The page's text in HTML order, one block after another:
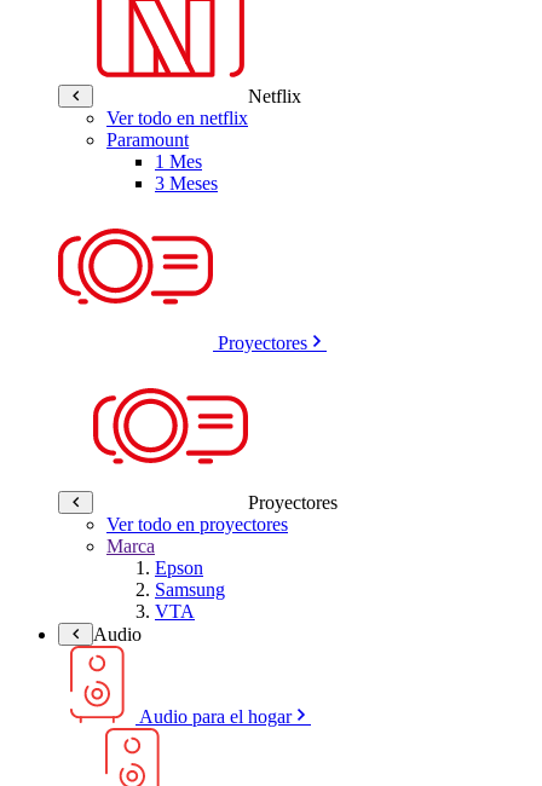
Netflix
Ver todo en netflix
Paramount
1 Mes
3 Meses
Proyectores
Proyectores
Ver todo en proyectores
Marca
Epson
Samsung
VTA
Audio
Audio para el hogar